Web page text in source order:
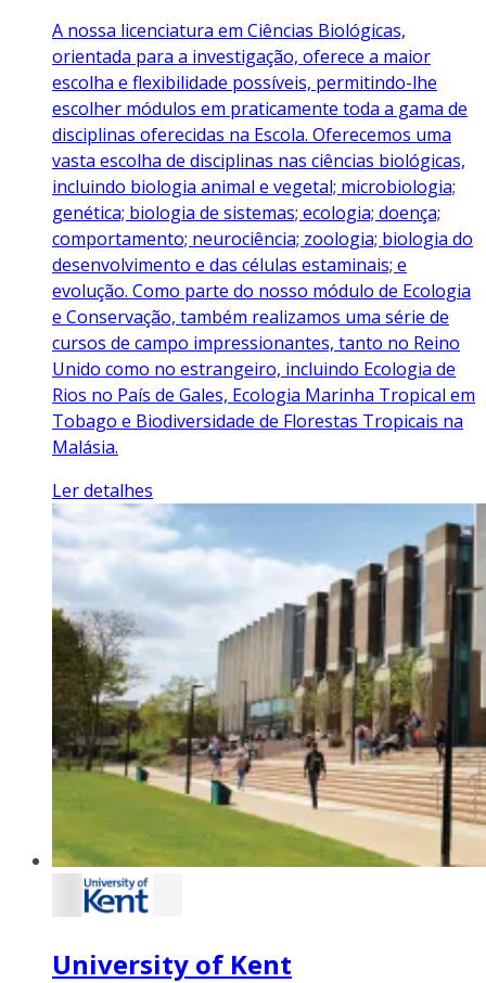
A nossa licenciatura em Ciências Biológicas,
orientada para a investigação, oferece a maior
escolha e flexibilidade possíveis, permitindo-lhe
escolher módulos em praticamente toda a gama de
disciplinas oferecidas na Escola. Oferecemos uma
vasta escolha de disciplinas nas ciências biológicas,
incluindo biologia animal e vegetal; microbiologia;
genética; biologia de sistemas; ecologia; doença;
comportamento; neurociência; zoologia; biologia do
desenvolvimento e das células estaminais; e
evolução. Como parte do nosso módulo de Ecologia
e Conservação, também realizamos uma série de
cursos de campo impressionantes, tanto no Reino
Unido como no estrangeiro, incluindo Ecologia de
Rios no País de Gales, Ecologia Marinha Tropical em
Tobago e Biodiversidade de Florestas Tropicais na
Malásia.
Ler detalhes
University of Kent